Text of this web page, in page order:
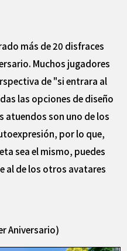
más de 20 disfraces
Muchos jugadores
de "si entrara al
las opciones de diseño
atuendos son uno de los
por lo que,
sea el mismo, puedes
al de los otros avatares
Aniversario)